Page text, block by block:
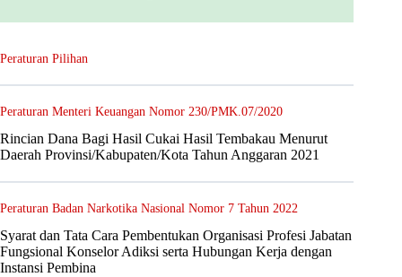
Peraturan Pilihan
Peraturan Menteri Keuangan Nomor 230/PMK.07/2020
Rincian Dana Bagi Hasil Cukai Hasil Tembakau Menurut
Daerah Provinsi/Kabupaten/Kota Tahun Anggaran 2021
Peraturan Badan Narkotika Nasional Nomor 7 Tahun 2022
Syarat dan Tata Cara Pembentukan Organisasi Profesi Jabatan
Fungsional Konselor Adiksi serta Hubungan Kerja dengan
Instansi Pembina